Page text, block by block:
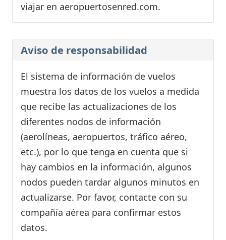
viajar en aeropuertosenred.com.
Aviso de responsabilidad
El sistema de información de vuelos
muestra los datos de los vuelos a medida
que recibe las actualizaciones de los
diferentes nodos de información
(aerolíneas, aeropuertos, tráfico aéreo,
etc.), por lo que tenga en cuenta que si
hay cambios en la información, algunos
nodos pueden tardar algunos minutos en
actualizarse. Por favor, contacte con su
compañía aérea para confirmar estos
datos.